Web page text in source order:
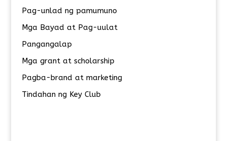
Pag-unlad ng pamumuno
Mga Bayad at Pag-uulat
Pangangalap
Mga grant at scholarship
Pagba-brand at marketing
Tindahan ng Key Club